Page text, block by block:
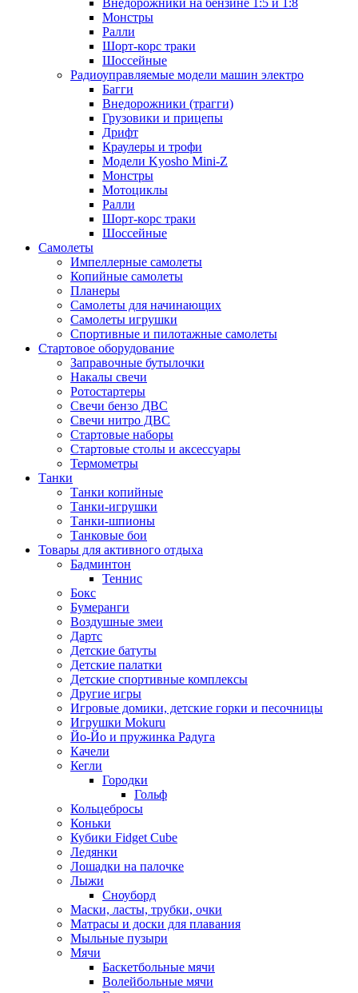
Внедорожники на бензине 1:5 и 1:8
Монстры
Ралли
Шорт-корс траки
Шоссейные
Радиоуправляемые модели машин электро
Багги
Внедорожники (трагги)
Грузовики и прицепы
Дрифт
Краулеры и трофи
Модели Kyosho Mini-Z
Монстры
Мотоциклы
Ралли
Шорт-корс траки
Шоссейные
Самолеты
Импеллерные самолеты
Копийные самолеты
Планеры
Самолеты для начинающих
Самолеты игрушки
Спортивные и пилотажные самолеты
Стартовое оборудование
Заправочные бутылочки
Накалы свечи
Ротостартеры
Свечи бензо ДВС
Свечи нитро ДВС
Стартовые наборы
Стартовые столы и аксессуары
Термометры
Танки
Танки копийные
Танки-игрушки
Танки-шпионы
Танковые бои
Товары для активного отдыха
Бадминтон
Теннис
Бокс
Бумеранги
Воздушные змеи
Дартс
Детские батуты
Детские палатки
Детские спортивные комплексы
Другие игры
Игровые домики, детские горки и песочницы
Игрушки Mokuru
Йо-Йо и пружинка Радуга
Качели
Кегли
Городки
Гольф
Кольцебросы
Коньки
Кубики Fidget Cube
Ледянки
Лошадки на палочке
Лыжи
Сноуборд
Маски, ласты, трубки, очки
Матрасы и доски для плавания
Мыльные пузыри
Мячи
Баскетбольные мячи
Волейбольные мячи